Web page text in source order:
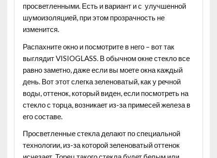
просветленными. Есть и вариант и с улучшенной
шумоизоляцией, при этом прозрачность не
изменится.
Распахните окно и посмотрите в него – вот так
выглядит VISIOGLASS. В обычном окне стекло все
равно заметно, даже если вы моете окна каждый
день. Вот этот слегка зеленоватый, как у речной
воды, оттенок, который виден, если посмотреть на
стекло с торца, возникает из-за примесей железа в
его составе.
Просветленные стекла делают по специальной
технологии, из-за которой зеленоватый оттенок